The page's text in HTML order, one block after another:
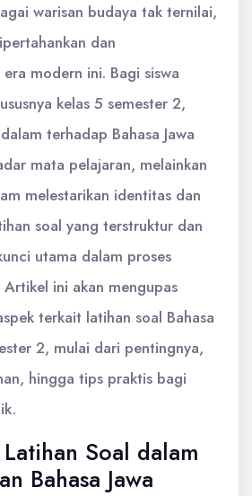
warisan budaya tak ternilai,
dan
modern ini. Bagi siswa
kelas 5 semester 2,
terhadap Bahasa Jawa
mata pelajaran, melainkan
melestarikan identitas dan
soal yang terstruktur dan
utama dalam proses
ini akan mengupas
terkait latihan soal Bahasa
2, mulai dari pentingnya,
hingga tips praktis bagi
Soal dalam
Bahasa Jawa